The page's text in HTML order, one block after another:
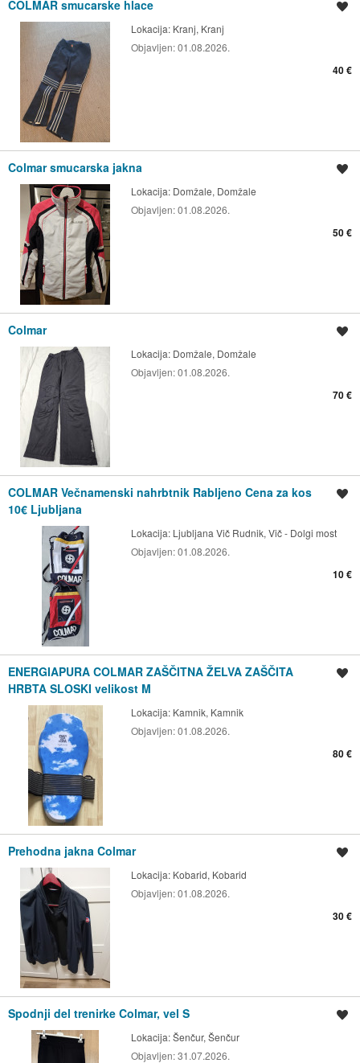
COLMAR smucarske hlace
Lokacija: Kranj, Kranj
Objavljen:01.08.2026.
40 €
Colmar smucarska jakna
Lokacija: Domžale, Domžale
Objavljen:01.08.2026.
50 €
Colmar
Lokacija: Domžale, Domžale
Objavljen:01.08.2026.
70 €
COLMAR Večnamenski nahrbtnik Rabljeno Cena za kos
10€ Ljubljana
Lokacija: Ljubljana Vič Rudnik, Vič - Dolgi most
Objavljen:01.08.2026.
10 €
ENERGIAPURA COLMAR ZAŠČITNA ŽELVA ZAŠČITA
HRBTA SLOSKI velikost M
Lokacija: Kamnik, Kamnik
Objavljen:01.08.2026.
80 €
Prehodna jakna Colmar
Lokacija: Kobarid, Kobarid
Objavljen:01.08.2026.
30 €
Spodnji del trenirke Colmar, vel S
Lokacija:Šenčur, Šenčur
Objavljen:31.07.2026.